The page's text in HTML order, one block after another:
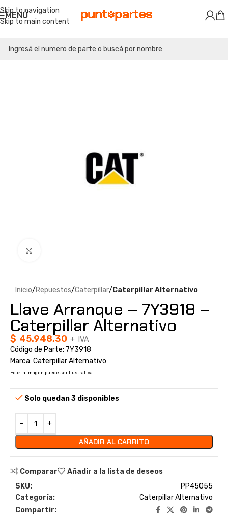
Skip to navigation
Skip to main content
MENÚ
Inicio Repuestos Caterpillar Caterpillar Alternativo
Llave Arranque – 7Y3918 –
Caterpillar Alternativo
$ 45.948,30 + IVA
Código de Parte: 7Y3918
Marca: Caterpillar Alternativo
Foto: la imagen puede ser Ilustrativa.
Solo quedan 3 disponibles
AÑADIR AL CARRITO
Comparar
Añadir a la lista de deseos
SKU:
PP45055
Categoría:
Caterpillar Alternativo
Compartir: